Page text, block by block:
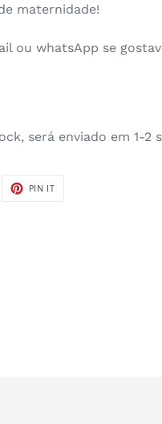
maternidade!
ou whatsApp se
será enviado em 1-2
PIN IT